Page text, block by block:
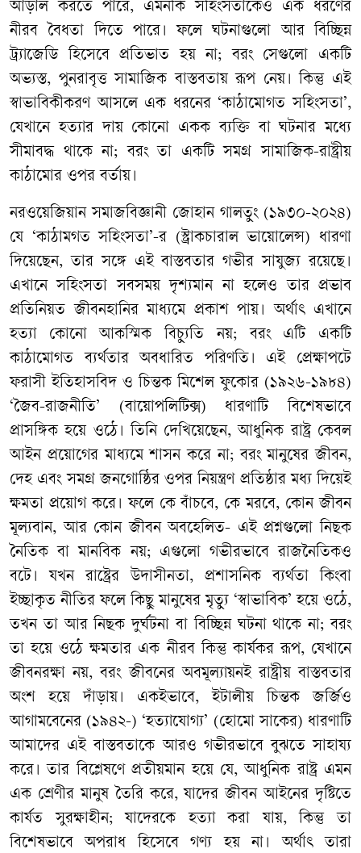
আড়াল করতে পারে, এমনকি সহিংসতাকেও এক ধরণের
নীরব বৈধতা দিতে পারে। ফলে ঘটনাগুলো আর বিচ্ছিন্ন
ট্র্যাজেডি হিসেবে প্রতিভাত হয় না; বরং সেগুলো একটি
অভ্যস্ত, পুনরাবৃত্ত সামাজিক বাস্তবতায় রূপ নেয়। কিন্তু এই
স্বাভাবিকীকরণ আসলে এক ধরনের ‘কাঠামোগত সহিংসতা’,
যেখানে হত্যার দায় কোনো একক ব্যক্তি বা ঘটনার মধ্যে
সীমাবদ্ধ থাকে না; বরং তা একটি সমগ্র সামাজিক-রাষ্ট্রীয়
কাঠামোর ওপর বর্তায়।
নরওয়েজিয়ান সমাজবিজ্ঞানী জোহান গালতুং (১৯৩০-২০২৪)
যে ‘কাঠামগত সহিংসতা’-র (স্ট্রাকচারাল ভায়োলেন্স) ধারণা
দিয়েছেন, তার সঙ্গে এই বাস্তবতার গভীর সাযুজ্য রয়েছে।
এখানে সহিংসতা সবসময় দৃশ্যমান না হলেও তার প্রভাব
প্রতিনিয়ত জীবনহানির মাধ্যমে প্রকাশ পায়। অর্থাৎ এখানে
হত্যা কোনো আকস্মিক বিচ্যুতি নয়; বরং এটি একটি
কাঠামোগত ব্যর্থতার অবধারিত পরিণতি। এই প্রেক্ষাপটে
ফরাসী ইতিহাসবিদ ও চিন্তক মিশেল ফুকোর (১৯২৬-১৯৮৪)
‘জৈব-রাজনীতি’ (বায়োপলিটিক্স) ধারণাটি বিশেষভাবে
প্রাসঙ্গিক হয়ে ওঠে। তিনি দেখিয়েছেন, আধুনিক রাষ্ট্র কেবল
আইন প্রয়োগের মাধ্যমে শাসন করে না; বরং মানুষের জীবন,
দেহ এবং সমগ্র জনগোষ্ঠির ওপর নিয়ন্ত্রণ প্রতিষ্ঠার মধ্য দিয়েই
ক্ষমতা প্রয়োগ করে। ফলে কে বাঁচবে, কে মরবে, কোন জীবন
মূল্যবান, আর কোন জীবন অবহেলিত- এই প্রশ্নগুলো নিছক
নৈতিক বা মানবিক নয়; এগুলো গভীরভাবে রাজনৈতিকও
বটে। যখন রাষ্ট্রের উদাসীনতা, প্রশাসনিক ব্যর্থতা কিংবা
ইচ্ছাকৃত নীতির ফলে কিছু মানুষের মৃত্যু ‘স্বাভাবিক’ হয়ে ওঠে,
তখন তা আর নিছক দুর্ঘটনা বা বিচ্ছিন্ন ঘটনা থাকে না; বরং
তা হয়ে ওঠে ক্ষমতার এক নীরব কিন্তু কার্যকর রূপ, যেখানে
জীবনরক্ষা নয়, বরং জীবনের অবমূল্যায়নই রাষ্ট্রীয় বাস্তবতার
অংশ হয়ে দাঁড়ায়। একইভাবে, ইটালীয় চিন্তক জর্জিও
আগামবেনের (১৯৪২-) ‘হত্যাযোগ্য’ (হোমো সাকের) ধারণাটি
আমাদের এই বাস্তবতাকে আরও গভীরভাবে বুঝতে সাহায্য
করে। তার বিশ্লেষণে প্রতীয়মান হয়ে যে, আধুনিক রাষ্ট্র এমন
এক শ্রেণীর মানুষ তৈরি করে, যাদের জীবন আইনের দৃষ্টিতে
কার্যত সুরক্ষাহীন; যাদেরকে হত্যা করা যায়, কিন্তু তা
বিশেষভাবে অপরাধ হিসেবে গণ্য হয় না। অর্থাৎ তারা